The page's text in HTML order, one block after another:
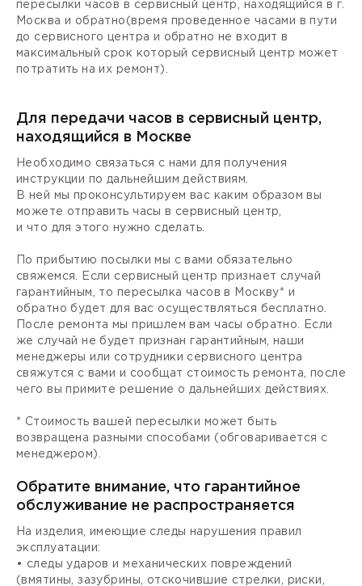
пересылки часов в сервисный центр, находящийся в г.
Москва и обратно(время проведенное часами в пути
до сервисного центра и обратно не входит в
максимальный срок который сервисный центр может
потратить на их ремонт).
Для передачи часов в сервисный центр,
находящийся в Москве
Необходимо связаться с нами для получения
инструкции по дальнейшим действиям.
В ней мы проконсультируем вас каким образом вы
можете отправить часы в сервисный центр,
и что для этого нужно сделать.
По прибытию посылки мы с вами обязательно
свяжемся. Если сервисный центр признает случай
гарантийным, то пересылка часов в Москву* и
обратно будет для вас осуществляться бесплатно.
После ремонта мы пришлем вам часы обратно. Если
же случай не будет признан гарантийным, наши
менеджеры или сотрудники сервисного центра
свяжутся с вами и сообщат стоимость ремонта, после
чего вы примите решение о дальнейших действиях.
* Стоимость вашей пересылки может быть
возвращена разными способами (обговаривается с
менеджером).
Обратите внимание, что гарантийное
обслуживание не распространяется
На изделия, имеющие следы нарушения правил
эксплуатации:
• следы ударов и механических повреждений
(вмятины, зазубрины, отскочившие стрелки, риски,